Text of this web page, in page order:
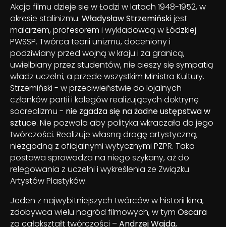
Akcja filmu dzieje się w Łodzi w latach 1948-1952, w
okresie stalinizmu. Władysław Strzemińskijest
malarzem, profesorem i wykładowcą w Łódzkiej
PWSSP. Twórca teorii unizmu, doceniony i
podziwiany przed wojną w kraju i za granicą,
uwielbiany przez studentów, nie cieszy się sympatią
władz uczelni, a przede wszystkim Ministra Kultury.
Strzemiński - w przeciwieństwie do lojalnych
członków partii i kolegów realizujących doktrynę
socrealizmu - nie zgadza się na żadne ustępstwa w
sztuce. Nie pozwala aby polityka wkraczała do jego
twórczości. Realizuje własną drogę artystyczną,
niezgodną z oficjalnymi wytycznymi PZPR. Taka
postawa sprowadza na niego szykany, aż do
relegowania z uczelni i wykreślenia ze Związku
Artystów Plastyków.
Jeden z najwybitniejszych twórców w historii kina,
zdobywca wielu nagród filmowych, w tym Oscara
za całokształt twórczości –Andrzej Wajda,